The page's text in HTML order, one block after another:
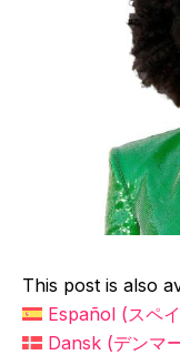
This post is also
Español(スペ
Dansk(デンマ